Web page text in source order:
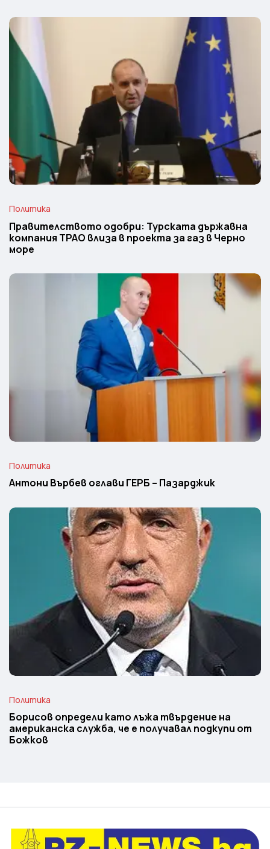
Политика
Правителството одобри: Турската държавна
компания TPAO влиза в проекта за газ в Черно
море
Политика
Антони Върбев оглави ГЕРБ – Пазарджик
Политика
Борисов определи като лъжа твърдение на
американска служба, че е получавал подкупи от
Божков